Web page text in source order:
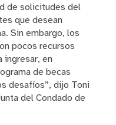
de solicitudes del
que desean
Sin embargo, los
pocos recursos
ingresar, en
de becas
desafíos”, dijo Toni
del Condado de